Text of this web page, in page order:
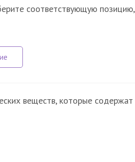
соответствующую позицию,
веществ, которые содержат